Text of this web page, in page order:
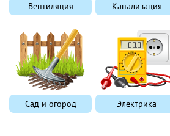
Вентиляция Канализация
Сад и огород Электрика